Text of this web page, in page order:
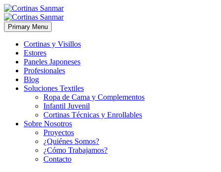
Primary Menu
Cortinas y Visillos
Estores
Paneles Japoneses
Profesionales
Blog
Soluciones Textiles
Ropa de Cama y Complementos
Infantil Juvenil
Cortinas Técnicas y Enrollables
Sobre Nosotros
Proyectos
¿Quiénes Somos?
¿Cómo Trabajamos?
Contacto